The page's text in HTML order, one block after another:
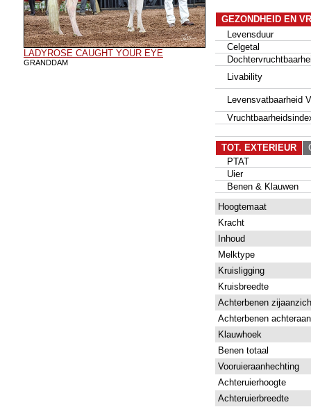
LADYROSE CAUGHT YOUR EYE
GRANDDAM
GEZONDHEID EN
Levensduur
Celgetal
Livability
Levensvatbaarheid
TOT. EXTERIEUR
PTAT
Uier
Benen & Klauwen
Hoogtemaat
Kracht
Inhoud
Melktype
Kruisligging
Kruisbreedte
Achterbenen
Achterbenen
Klauwhoek
Benen totaal
Vooruieraanhechting
Achteruierhoogte
Achteruierbreedte